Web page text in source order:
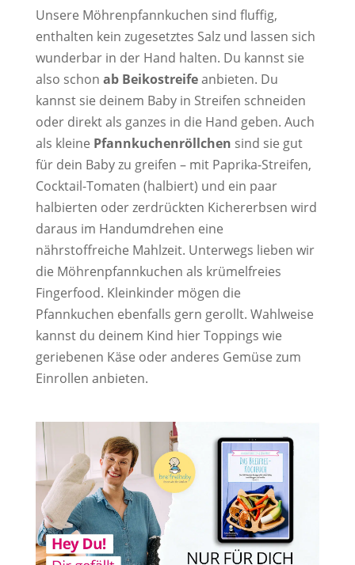
Unsere Möhrenpfannkuchen sind fluffig,
enthalten kein zugesetztes Salz und lassen sich
wunderbar in der Hand halten. Du kannst sie
also schon ab Beikostreifeanbieten. Du
kannst sie deinem Baby in Streifen schneiden
oder direkt als ganzes in die Hand geben. Auch
als kleine Pfannkuchenröllchen sind sie gut
für dein Baby zu greifen – mit Paprika-Streifen,
Cocktail-Tomaten (halbiert) und ein paar
halbierten oder zerdrückten Kichererbsen wird
daraus im Handumdrehen eine
nährstoffreiche Mahlzeit. Unterwegs lieben wir
die Möhrenpfannkuchen als krümelfreies
Fingerfood. Kleinkinder mögen die
Pfannkuchen ebenfalls gern gerollt. Wahlweise
kannst du deinem Kind hier Toppings wie
geriebenen Käse oder anderes Gemüse zum
Einrollen anbieten.